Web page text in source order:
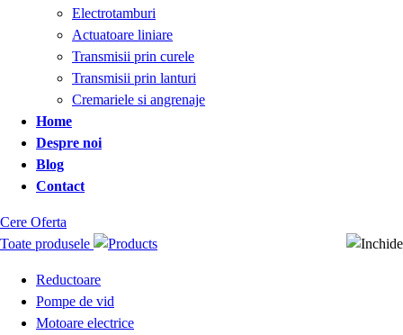
Electrotamburi
Actuatoare liniare
Transmisii prin curele
Transmisii prin lanturi
Cremariele si angrenaje
Home
Despre noi
Blog
Contact
Cere Oferta
Toate produsele
Reductoare
Pompe de vid
Motoare electrice